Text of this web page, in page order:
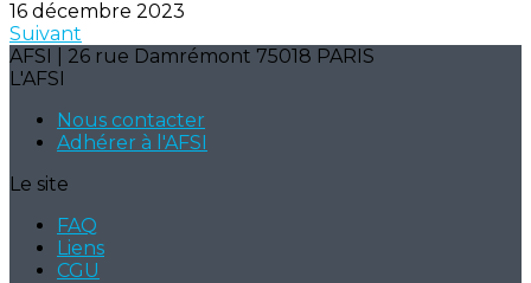
16 décembre 2023
Suivant
AFSI | 26 rue Damrémont 75018 PARIS
L'AFSI
Nous contacter
Adhérer à l'AFSI
Le site
FAQ
Liens
CGU